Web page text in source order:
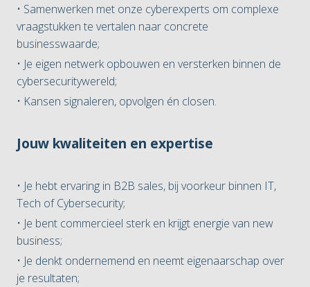
• Samenwerken met onze cyberexperts om complexe
vraagstukken te vertalen naar concrete
businesswaarde;
• Je eigen netwerk opbouwen en versterken binnen de
cybersecuritywereld;
• Kansen signaleren, opvolgen én closen.
Jouw kwaliteiten en expertise
• Je hebt ervaring in B2B sales, bij voorkeur binnen IT,
Tech of Cybersecurity;
• Je bent commercieel sterk en krijgt energie van new
business;
• Je denkt ondernemend en neemt eigenaarschap over
je resultaten;